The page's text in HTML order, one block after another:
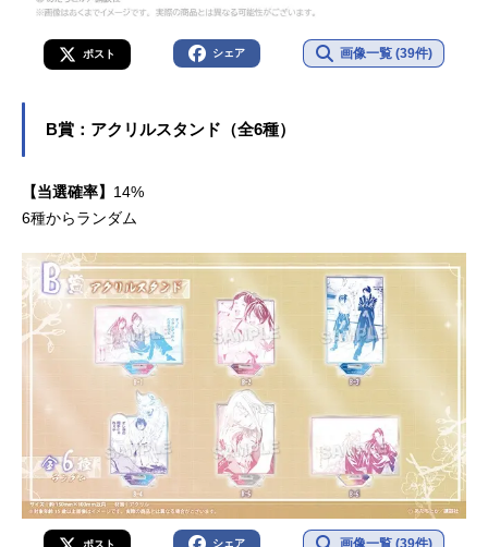
ポスト シェア 画像一覧 (39件)
B賞：アクリルスタンド（全6種）
【当選確率】 14%
6種からランダム
シェア